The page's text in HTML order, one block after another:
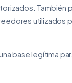
También
utilizados
base legítima